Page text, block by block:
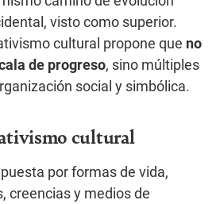
visto como superior.
cultural propone que no
de progreso, sino múltiples
social y simbólica.
cultural
por formas de vida,
creencias y medios de